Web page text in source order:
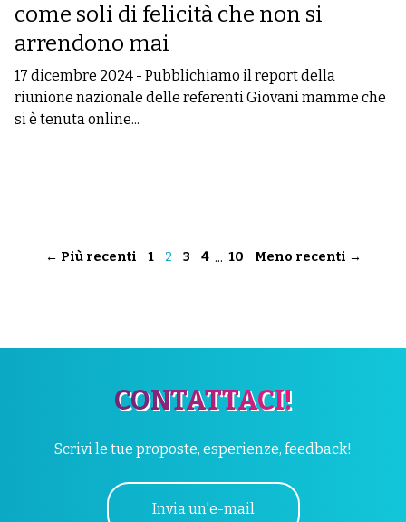
come soli di felicità che non si
arrendono mai
17 dicembre 2024 - Pubblichiamo il report della
riunione nazionale delle referenti Giovani mamme che
si è tenuta online...
← Più recenti 1 2 3 4 ... 10 Meno recenti →
CONTATTACI!
Scrivi le tue proposte, esperienze, feedback!
Invia un'e-mail